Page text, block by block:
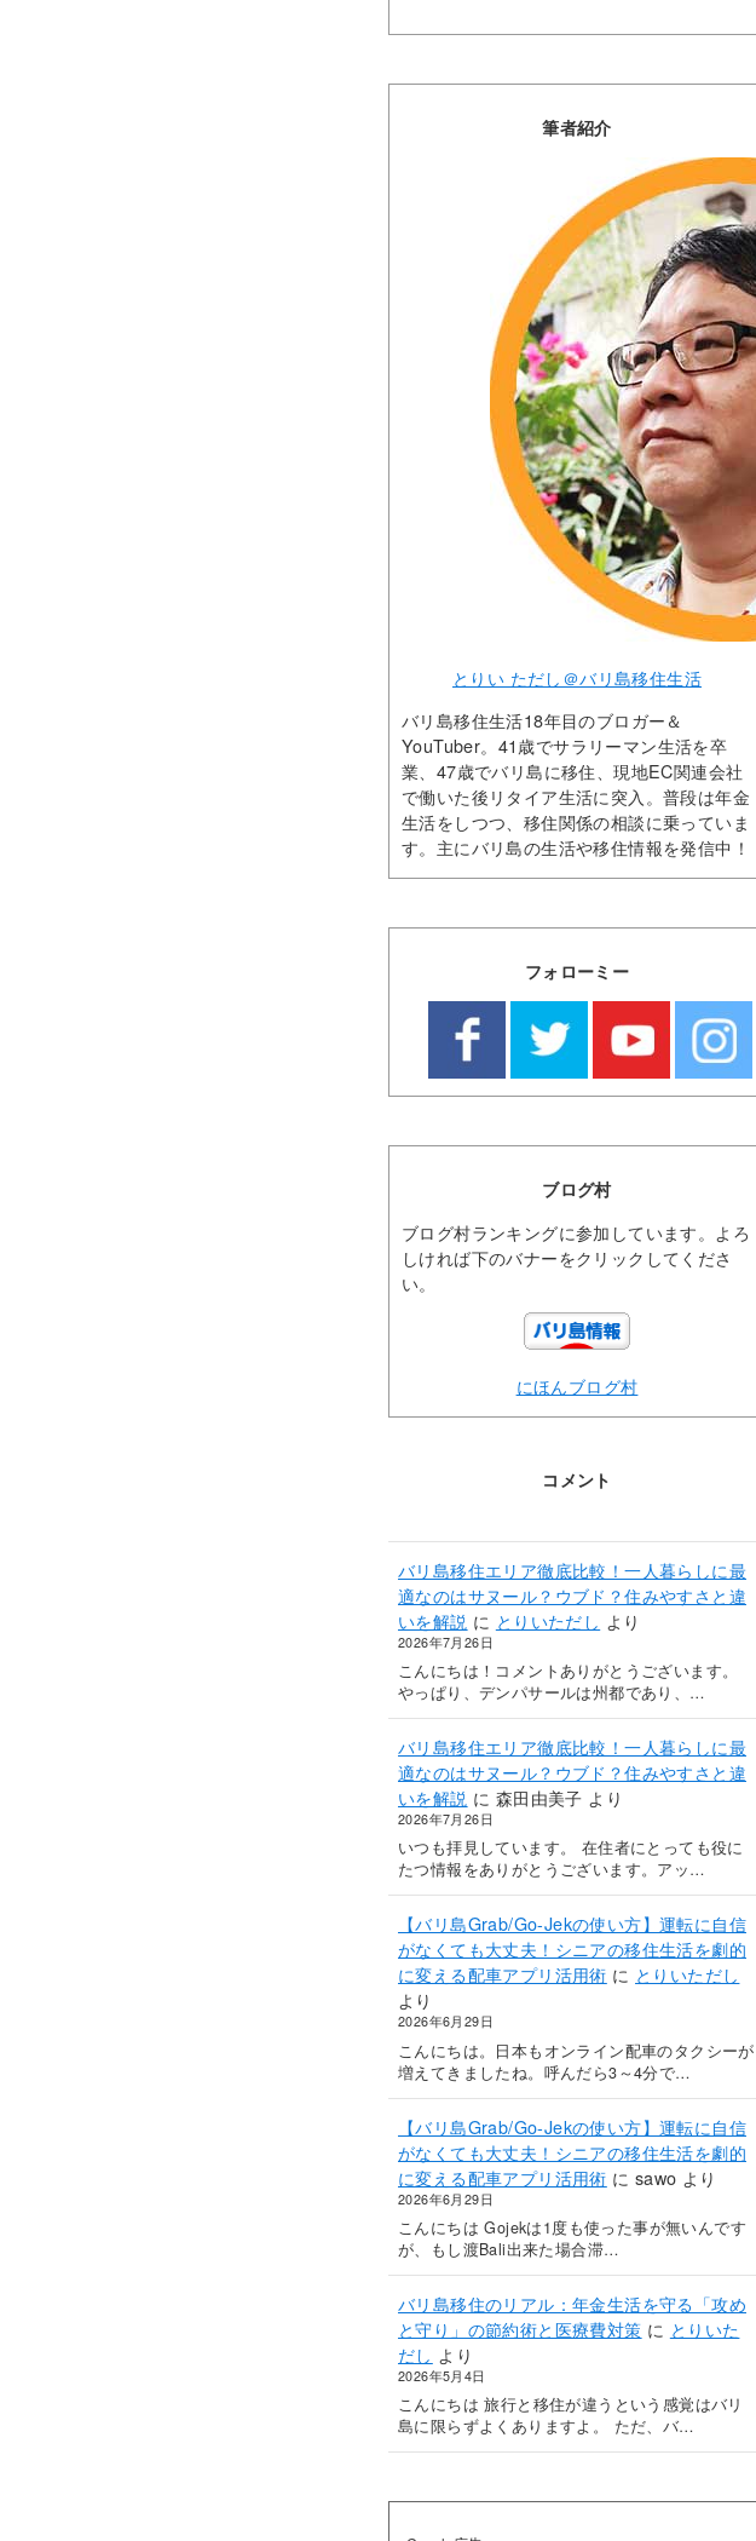
筆者紹介
とりい ただし＠バリ島移住生活
バリ島移住生活18年目のブロガー＆
YouTuber。41歳でサラリーマン生活を卒
業、47歳でバリ島に移住、現地EC関連会社
で働いた後リタイア生活に突入。普段は年金
生活をしつつ、移住関係の相談に乗っていま
す。主にバリ島の生活や移住情報を発信中！
フォローミー
ブログ村
ブログ村ランキングに参加しています。よろ
しければ下のバナーをクリックしてくださ
い。
にほんブログ村
コメント
バリ島移住エリア徹底比較！一人暮らしに最
適なのはサヌール？ウブド？住みやすさと違
いを解説 に とりいただし より
2026年7月26日
こんにちは！コメントありがとうございます。
やっぱり、デンパサールは州都であり、…
バリ島移住エリア徹底比較！一人暮らしに最
適なのはサヌール？ウブド？住みやすさと違
いを解説 に 森田由美子 より
2026年7月26日
いつも拝見しています。 在住者にとっても役に
たつ情報をありがとうございます。アッ…
【バリ島Grab/Go-Jekの使い方】運転に自信
がなくても大丈夫！シニアの移住生活を劇的
に変える配車アプリ活用術 に とりいただし
より
2026年6月29日
こんにちは。日本もオンライン配車のタクシーが
増えてきましたね。呼んだら3～4分で…
【バリ島Grab/Go-Jekの使い方】運転に自信
がなくても大丈夫！シニアの移住生活を劇的
に変える配車アプリ活用術 にsawo より
2026年6月29日
こんにちは Gojekは1度も使った事が無いんです
が、もし渡Bali出来た場合滞…
バリ島移住のリアル：年金生活を守る「攻め
と守り」の節約術と医療費対策 に とりいた
だし より
2026年5月4日
こんにちは 旅行と移住が違うという感覚はバリ
島に限らずよくありますよ。 ただ、バ…